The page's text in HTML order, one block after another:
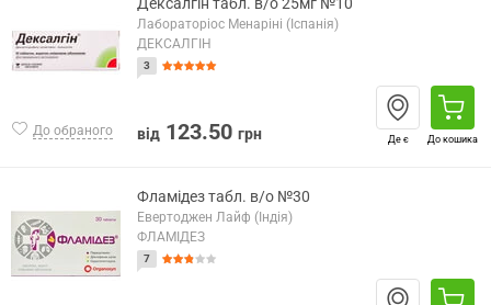
До обраного
Лабораторіос Менаріні (Іспанія)
ДЕКСАЛГІН
3
від 123.50 грн Де є До кошика
Фламідез табл. в/о №30
Евертоджен Лайф (Індія)
ФЛАМІДЕЗ
7